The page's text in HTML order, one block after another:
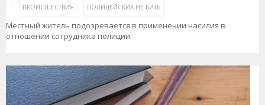
ПРОИСШЕСТВИЯ ПОЛИЦЕЙСКИХ НЕ БИТЬ
Местный житель подозревается в применении насилия в
отношении сотрудника полиции